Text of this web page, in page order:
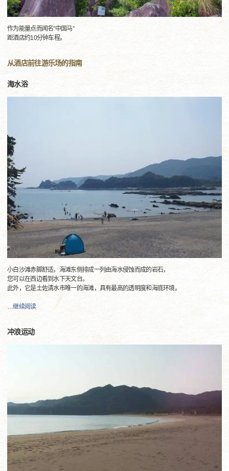
作为能量点而闻名”中国马”
距酒店约10分钟车程。
从酒店前往游乐场的指南
海水浴
小白沙滩赤脚舒适，海滩东侧排成一列由海水侵蚀而成的岩石，
您可以在西边看到水下天文台。
此外，它是土佐清水市唯一的海滩，具有最高的透明度和海底环境。
…继续阅读
冲浪运动